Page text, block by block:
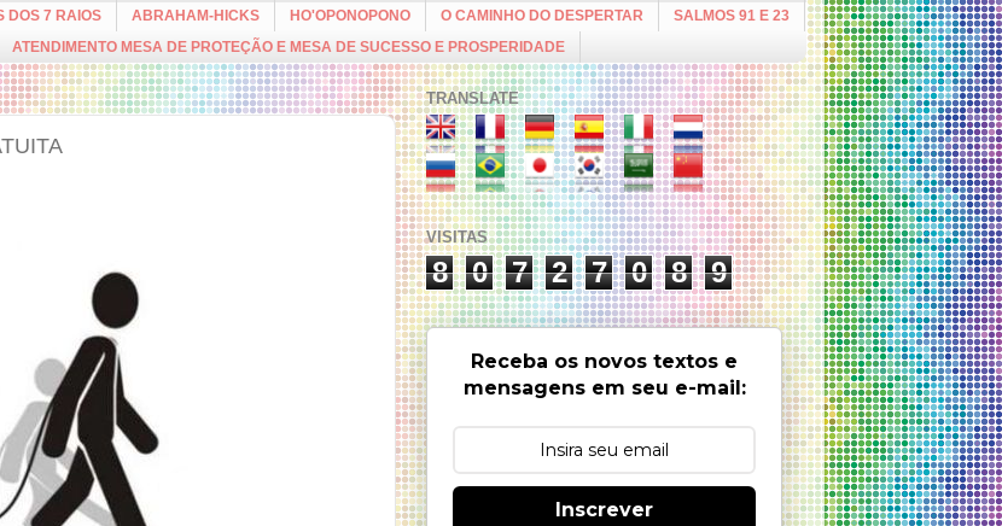
DOS 7 RAIOS ABRAHAM-HICKS HO'OPONOPONO O CAMINHO DO DESPERTAR
SALMOS 91 E 23
ATENDIMENTO MESA DE PROTEÇÃO E MESA DE SUCESSO E PROSPERIDADE
TRANSLATE
VISITAS
8 0 7 2 7 0 8 9
Receba os novos textos e
mensagens em seu e-mail:
Inscrever